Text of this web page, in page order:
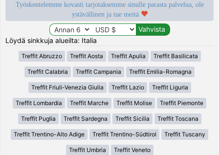
Työskentelemme kovasti tarjotaksemme sinulle parasta palvelua, ole
ystävällinen ja tue meitä
Löydä sinkkuja alueilta: Italia
Treffit Abruzzo Treffit Aosta Treffit Apulia Treffit Basilicata
Treffit Calabria Treffit Campania Treffit Emilia-Romagna
Treffit Friuli-Venezia Giulia Treffit Lazio Treffit Liguria
Treffit Lombardia Treffit Marche Treffit Molise Treffit Piemonte
Treffit Puglia Treffit Sardegna Treffit Sicilia Treffit Toscana
Treffit Trentino-Alto Adige Treffit Trentino-Südtirol Treffit Tuscany
Treffit Umbria Treffit Veneto